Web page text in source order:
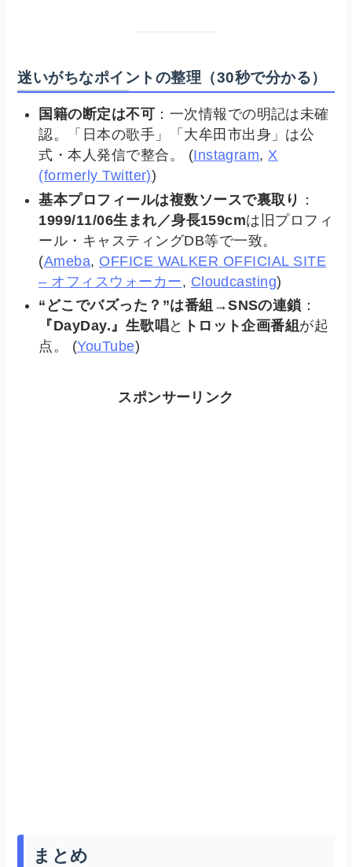
迷いがちなポイントの整理（30秒で分かる）
国籍の断定は不可 ：一次情報での明記は未確
認。「日本の歌手」「大牟田市出身」は公
式・本人発信で整合。 (Instagram,X
(formerly Twitter))
基本プロフィールは複数ソースで裏取り ：
1999/11/06生まれ／身長159cmは旧プロフィ
ール・キャスティングDB等で一致。
(Ameba, OFFICE WALKER OFFICIAL SITE
– オフィスウォーカー, Cloudcasting)
“どこでバズった？”は番組→SNSの連鎖 ：
『DayDay.』生歌唱と トロット企画番組 が起
点。 (YouTube)
スポンサーリンク
まとめ